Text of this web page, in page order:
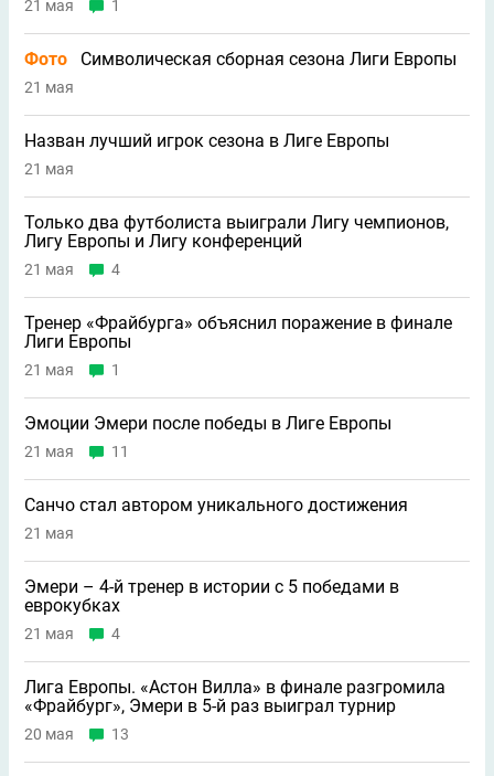
21 мая 1
Фото Символическая сборная сезона Лиги Европы
21 мая
Назван лучший игрок сезона в Лиге Европы
21 мая
Только два футболиста выиграли Лигу чемпионов,
Лигу Европы и Лигу конференций
21 мая 4
Тренер «Фрайбурга» объяснил поражение в финале
Лиги Европы
21 мая 1
Эмоции Эмери после победы в Лиге Европы
21 мая 11
Санчо стал автором уникального достижения
21 мая
Эмери – 4-й тренер в истории с 5 победами в
еврокубках
21 мая 4
Лига Европы. «Астон Вилла» в финале разгромила
«Фрайбург», Эмери в 5-й раз выиграл турнир
20 мая 13